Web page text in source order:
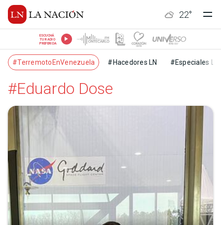
22°
ESCUCHÁ
TU RADIO
PREFERIDA
#TerremotoEnVenezuela #Hacedores LN #Especiales LN
#Eduardo Dose